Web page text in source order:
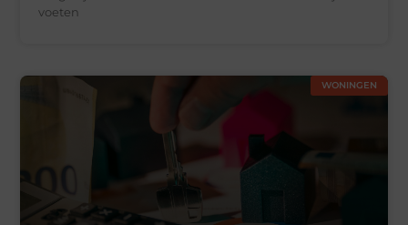
voeten
WONINGEN